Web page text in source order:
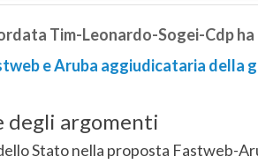
Tim-Leonardo-Sogei-Cdp
e Aruba aggiudicataria della
degli argomenti
Stato nella proposta Fastweb-